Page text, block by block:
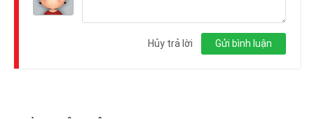
Gửi bình luận
Hủy trả lời